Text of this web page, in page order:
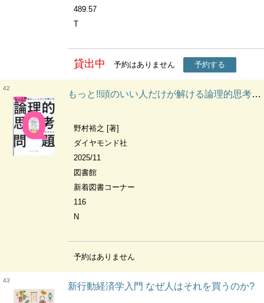
489.57
T
貸出中 予約はありません 予約する
42
もっと!!頭のいい人だけが解ける論理的思考問題
野村裕之 [著]
ダイヤモンド社
2025/11
図書館
新着図書コーナー
116
N
予約はありません
43
新行動経済学入門 なぜ人はそれを買うのか?